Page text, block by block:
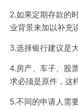
2.如果定期存款的
业背景来加以补充
3.选择银行建议是
4.房产、车子、股
求必须是原件，这
5.不同的申请人需